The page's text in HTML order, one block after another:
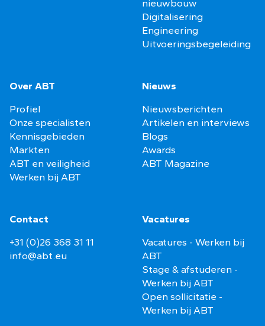
nieuwbouw
Digitalisering
Engineering
Uitvoeringsbegeleiding
Over ABT
Profiel
Onze specialisten
Kennisgebieden
Markten
ABT en veiligheid
Werken bij ABT
Nieuws
Nieuwsberichten
Artikelen en interviews
Blogs
Awards
ABT Magazine
Contact
+31 (0)26 368 31 11
info@abt.eu
Vacatures
Vacatures - Werken bij
ABT
Stage & afstuderen -
Werken bij ABT
Open sollicitatie -
Werken bij ABT